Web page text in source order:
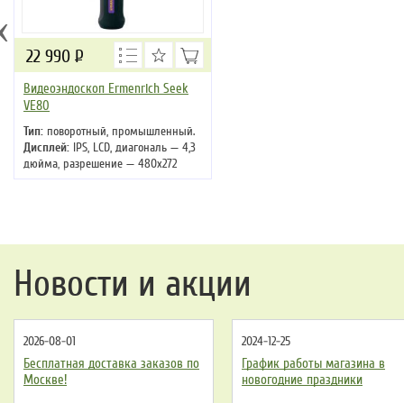
Видеоэндоскоп Ermenrich Seek
VE80
Тип: поворотный, промышленный.
Дисплей: IPS, LCD, диагональ — 4,3
дюйма, разрешение — 480x272
пикс.
Осветитель камеры:6 диодов.
22 990 Р
Новости и акции
2026-08-01
Бесплатная доставка заказов по
Москве!
2024-12-25
График работы магазина в
новогодние праздники